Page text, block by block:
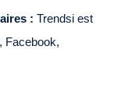
: Trendsi est
Facebook,